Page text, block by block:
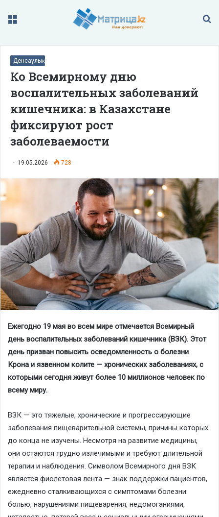
Меню
Денсаулық
Ко Всемирному дню
воспалительных заболеваний
кишечника: в Казахстане
фиксируют рост
заболеваемости
19.05.2026 728
Ежегодно 19 мая во всем мире отмечается Всемирный
день воспалительных заболеваний кишечника (ВЗК). Этот
день призван повысить осведомленность о болезни
Крона и язвенном колите — хронических заболеваниях, с
которыми сегодня живут более 10 миллионов человек по
всему миру.
ВЗК — это тяжелые, хронические и прогрессирующие
заболевания пищеварительной системы, причины которых
до конца не изучены. Несмотря на развитие медицины,
они остаются трудно излечимыми и требуют длительной
терапии и наблюдения. Символом Всемирного дня ВЗК
является фиолетовая лента — знак поддержки пациентов,
ежедневно сталкивающихся с симптомами болезни:
болью, нарушениями пищеварения, недомоганиями,